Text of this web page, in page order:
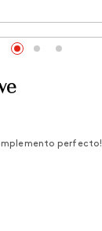
perfecto!